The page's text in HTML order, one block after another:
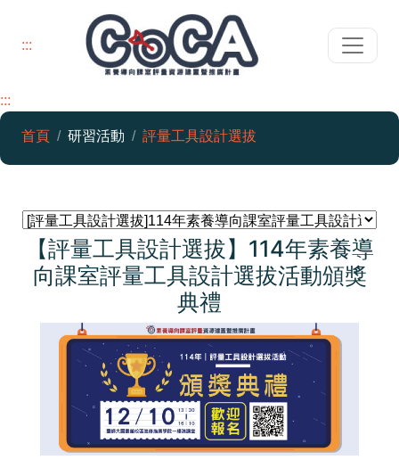
:::
:::
素養導向課室評量資源建置暨推
首頁 研習活動 評量工具設計選拔
【評量工具設計選拔】114年素養導
向課室評量工具設計選拔活動頒獎
典禮